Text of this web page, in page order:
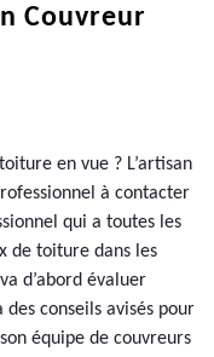
Couvreur
en vue ? L’artisan
à contacter
qui a toutes les
de toiture dans les
d’abord évaluer
des conseils avisés pour
équipe de couvreurs